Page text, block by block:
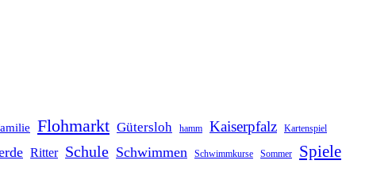
Flohmarkt Gütersloh hamm Kaiserpfalz Kartenspiel
Ritter Schule Schwimmen Schwimmkurse Sommer Spiele